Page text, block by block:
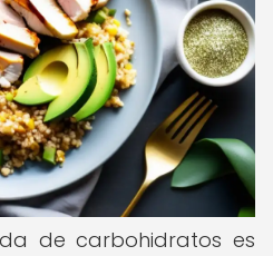
de carbohidratos es